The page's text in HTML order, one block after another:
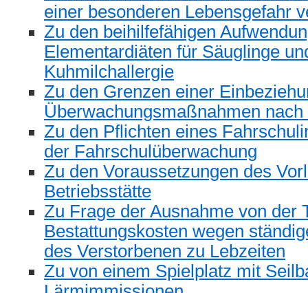
einer besonderen Lebensgefahr
Zu den beihilfefähigen
Elementardiäten für Säuglinge
Kuhmilchallergie
Zu den Grenzen einer
Überwachungsmaßnahmen
Zu den Pflichten eines
der Fahrschulüberwachung
Zu den Voraussetzungen des
Betriebsstätte
Zu Frage der Ausnahme von der
Bestattungskosten wegen
des Verstorbenen zu Lebzeiten
Zu von einem Spielplatz mit